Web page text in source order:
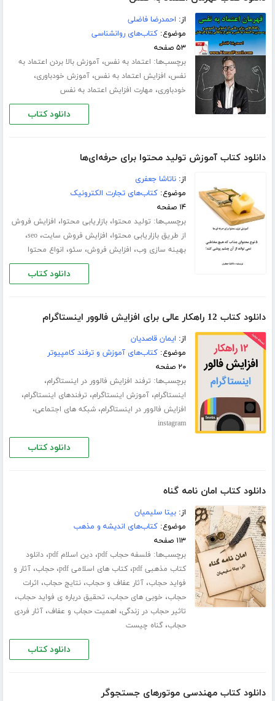
از: احمدرضا فاضلی
موضوع:کتاب‌های روانشناسی
۵۳ صفحه
برچسب‌ها: اعتماد به نفس،آموزش بالا بردن اعتماد به
نفس، افزایش اعتماد به نفس،آموزش خودباوری،
خودباوری، مهارت افزایش اعتماد به نفس
دانلود کتاب
دانلود کتاب آموزش تولید محتوا برای حرفه‌ای‌ها
از:ناتاشا جعفری
موضوع:کتاب‌های تجارت الکترونیک
۱۴ صفحه
برچسب‌ها: تولید محتوا،بازاریابی محتوا، افزایش فروش
از طریق بازاریابی محتوا، افزایش فروش سایت،seo،
بهینه سازی وب، افزایش فروش، سئو، انواع محتوا
دانلود کتاب
دانلود کتاب 12 راهکار عالی برای افزایش فالوور اینستاگرام
از: ایمان قاصدیان
موضوع:کتاب‌های آموزش و ترفند کامپیوتر
۲۰ صفحه
برچسب‌ها: ترفند افزایش فالوور در اینستاگرام،
اینستاگرام،آموزش اینستاگرام، ترفندهای اینستاگرام،
افزایش فالوور در اینستاگرام،شبکه های اجتماعی،
instagram
دانلود کتاب
دانلود کتاب امان نامه گناه
از:بیتا سلیمیان
موضوع:کتاب‌های اندیشه و مذهب
۱۱۳ صفحه
برچسب‌ها: فلسفه حجاب pdf ،دین اسلام pdf ،دانلود
کتاب مذهبی pdf
،کتاب های اسلامی pdf ،حجاب،آثار و
فواید حجاب،آثار عفاف و حجاب،نتایج حجاب، اثرات
حجاب، خوبی های حجاب، تحقیق درباره ی فواید حجاب،
تاثیر حجاب در زندگی، اهمیت حجاب و عفاف،آثار فردی
حجاب،گناه چیست
دانلود کتاب
دانلود کتاب مهندسی موتورهای جستجوگر